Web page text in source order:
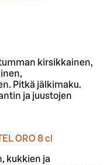
kirsikkainen,
Pitkä jälkimaku.
ja juustojen
ORO 8 cl
kukkien ja